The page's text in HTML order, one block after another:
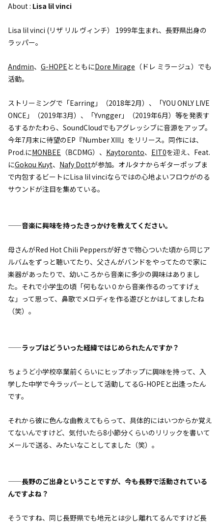
About : Lisa lil vinci
Lisa lil vinci (リザ リル ヴィンチ） 1999年生まれ、長野県出身の
ラッパー。
Andmin、 G-HOPEとともにDore Mirage （ドレ ミラージュ）でも
活動。
ストリーミングで「Earring」（2018年2月）、「YOU ONLY LIVE
ONCE」（2019年3月）、「Yvngger」（2019年6月）等を発表す
るするかたわら、SoundCloudでもアグレッシブに音源をアップ。
今年7月末に待望のEP『Number XIII』をリリース。同作には、
Prod.にMONBEE （BCDMG）、 Kaytoronto、 EIT0を迎え、Feat.
にGokou Kuyt、 Nafy Dottが参加。オルタナからギターポップま
で内包するビートにLisa lil vinciならではの心地よいフロウがのる
サウンドが注目を集めている。
——音楽に興味を持ったきっかけを教えてください。
母さんがRed Hot Chili Peppersが好きで物心ついた頃から同じア
ルバムをずっと聴いてたり、父さんがバンドをやってたので家に
楽器があったりで、幼いころから音楽に多少の興味はありまし
た。それで小学生の頃「何もない０から音楽作るのってすげぇ
な」って思って、鼻歌でメロディを作る遊びとかはしてましたね
（笑）。
——ラップはどういった経緯ではじめられたんですか？
ちょうど小学校卒業前くらいにヒップホップに興味を持って、入
学した中学で今ラッパーとして活動してるG-HOPEと出逢ったん
です。
それから彼に色んな曲教えてもらって、具体的にはいつからか覚え
てないんですけど、気付いたら8小節分くらいのリリックを書いて
メールで送る、みたいなことしてました（笑）。
——長野のご出身ということですが、今も長野で活動されている
んですよね？
そうですね、同じ長野県でも地元とは少し離れてるんですけど長